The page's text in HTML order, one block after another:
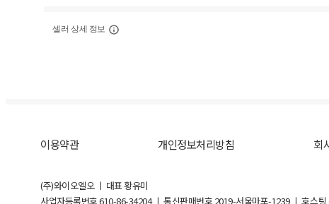
셀러 상세 정보
이용약관 개인정보처리방침 회
(주)와이오엘오 ㅣ 대표 황유미
사업자등록번호610-86-34204ㅣ 통신판매번호 2019-서울마포-1239 ㅣ 호스팅